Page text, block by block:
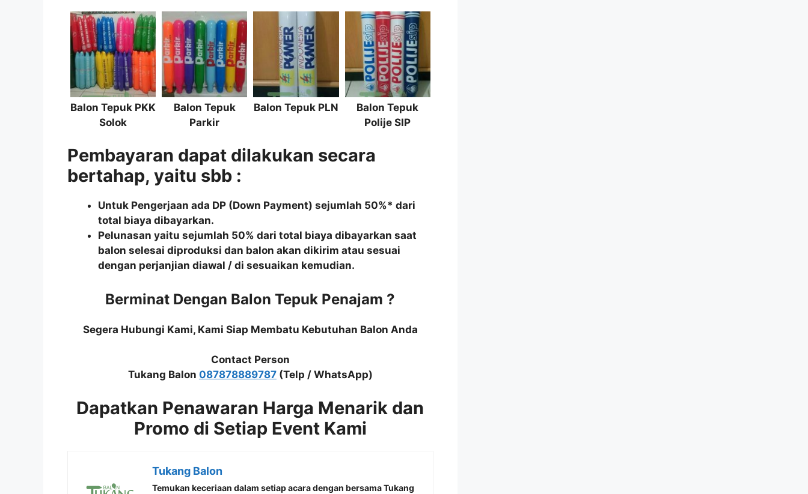
Balon Tepuk PKK
Solok
Balon Tepuk
Parkir
Balon Tepuk PLN
Balon Tepuk
Polije SIP
Pembayaran dapat dilakukan secara
bertahap, yaitu sbb :
Untuk Pengerjaan ada DP (Down Payment) sejumlah 50%* dari
total biaya dibayarkan.
Pelunasan yaitu sejumlah 50% dari total biaya dibayarkan saat
balon selesai diproduksi dan balon akan dikirim atau sesuai
dengan perjanjian diawal / di sesuaikan kemudian.
Berminat Dengan Balon Tepuk Penajam ?
Segera Hubungi Kami, Kami Siap Membatu Kebutuhan Balon Anda
Contact Person
Tukang Balon 087878889787(Telp / WhatsApp)
Dapatkan Penawaran Harga Menarik dan
Promo di Setiap Event Kami
Tukang Balon
Temukan keceriaan dalam setiap acara dengan bersamaTukang